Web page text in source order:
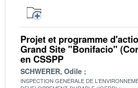
Projet et programme
Grand Site "Bonifacio"
en CSSPP
SCHWERER, Odile
INSPECTION GENERALE DE